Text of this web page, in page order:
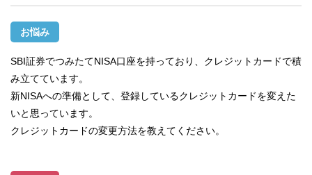
お悩み
SBI証券でつみたてNISA口座を持っており、クレジットカードで積
み立てています。
新NISAへの準備として、登録しているクレジットカードを変えた
いと思っています。
クレジットカードの変更方法を教えてください。